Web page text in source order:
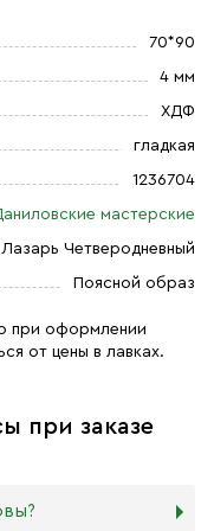
70*90
4 мм
ХДФ
гладкая
1236704
мастерские
Лазарь Четверодневный
Поясной образ
при оформлении
от цены в лавках.
при заказе